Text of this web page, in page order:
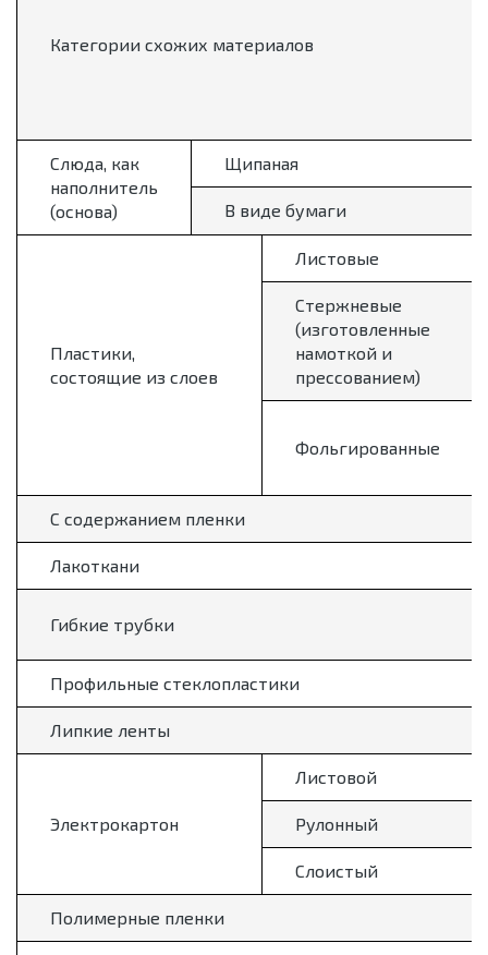
Категории схожих материалов
Слюда, как
наполнитель
(основа)
Щипаная
В виде бумаги
Пластики,
состоящие из слоев
Листовые
Стержневые
(изготовленные
намоткой и
прессованием)
Фольгированные
С содержанием пленки
Лакоткани
Гибкие трубки
Профильные стеклопластики
Липкие ленты
Электрокартон
Листовой
Рулонный
Слоистый
Полимерные пленки